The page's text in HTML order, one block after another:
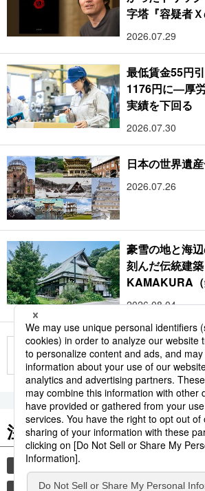
字塔『容疑者
2026.07.29
最低賃金55円
1176円に―厚
実績を下回る
2026.07.30
日本の世界遺
2026.07.26
豪雪の地と海
刻んだ伝統建
KAMAKURA
2026.08.04
もっと見る
注目のキーワード
共同通信ニュース